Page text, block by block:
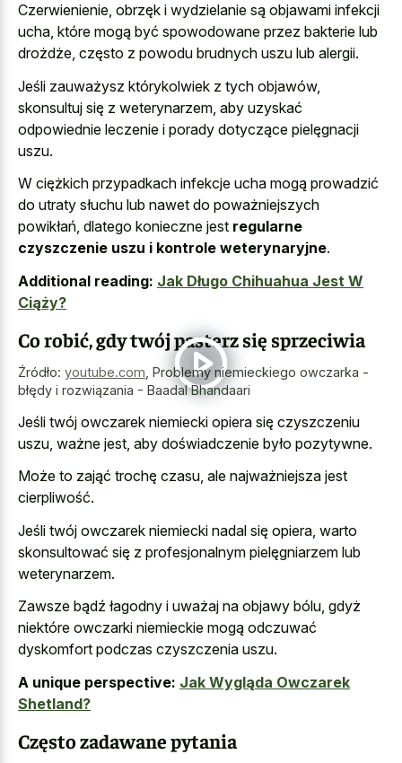
Czerwienienie, obrzęk i wydzielanie są objawami infekcji
ucha, które mogą być spowodowane przez bakterie lub
drożdże, często z powodu brudnych uszu lub alergii.
Jeśli zauważysz którykolwiek z tych objawów,
skonsultuj się z weterynarzem, aby uzyskać
odpowiednie leczenie i porady dotyczące pielęgnacji
uszu.
W ciężkich przypadkach infekcje ucha mogą prowadzić
do utraty słuchu lub nawet do poważniejszych
powikłań, dlatego konieczne jest regularne
czyszczenie uszu i kontrole weterynaryjne.
Additional reading: Jak Długo Chihuahua Jest W
Ciąży?
Co robić, gdy twój pasterz się sprzeciwia
Źródło: youtube.com Problemy niemieckiego owczarka -
błędy i rozwiązania - Baadal Bhandaari
Jeśli twój owczarek niemiecki opiera się czyszczeniu
uszu, ważne jest, aby doświadczenie było pozytywne.
Może to zająć trochę czasu, ale najważniejsza jest
cierpliwość.
Jeśli twój owczarek niemiecki nadal się opiera, warto
skonsultować się z profesjonalnym pielęgniarzem lub
weterynarzem.
Zawsze bądź łagodny i uważaj na objawy bólu, gdyż
niektóre owczarki niemieckie mogą odczuwać
dyskomfort podczas czyszczenia uszu.
A unique perspective: Jak Wygląda Owczarek
Shetland?
Często zadawane pytania